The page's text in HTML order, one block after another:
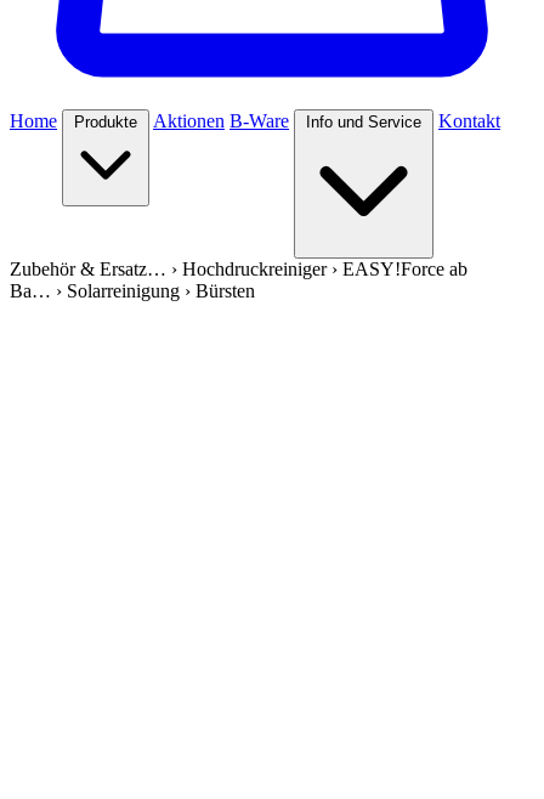
Home Produkte Aktionen B-Ware Info und Service Kontakt
Zubehör & Ersatz… › Hochdruckreiniger› EASY!Force ab
Ba… › Solarreinigung › Bürsten